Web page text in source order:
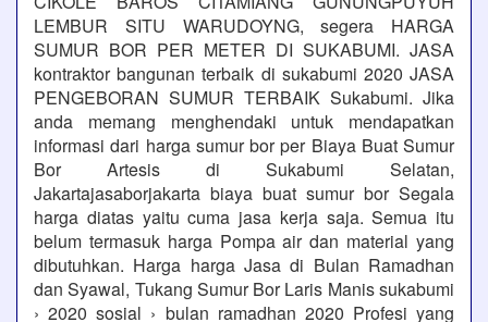
LEMBUR SITU WARUDOYNG, segera HARGA
SUMUR BOR PER METER DI SUKABUMI. JASA
kontraktor bangunan terbaik di sukabumi 2020 JASA
PENGEBORAN SUMUR TERBAIK Sukabumi. Jika
anda memang menghendaki untuk mendapatkan
informasi dari harga sumur bor per Biaya Buat Sumur
Bor Artesis di Sukabumi Selatan,
Jakartajasaborjakarta biaya buat sumur bor Segala
harga diatas yaitu cuma jasa kerja saja. Semua itu
belum termasuk harga Pompa air dan material yang
dibutuhkan. Harga harga Jasa di Bulan Ramadhan
dan Syawal, Tukang Sumur Bor Laris Manis sukabumi
› 2020 sosial › bulan ramadhan 2020 Profesi yang